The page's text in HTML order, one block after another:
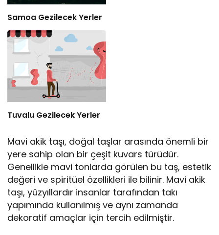
Samoa Gezilecek Yerler
Tuvalu Gezilecek Yerler
Mavi akik taşı, doğal taşlar arasında önemli bir
yere sahip olan bir çeşit kuvars türüdür.
Genellikle mavi tonlarda görülen bu taş, estetik
değeri ve spiritüel özellikleri ile bilinir. Mavi akik
taşı, yüzyıllardır insanlar tarafından takı
yapımında kullanılmış ve aynı zamanda
dekoratif amaçlar için tercih edilmiştir.